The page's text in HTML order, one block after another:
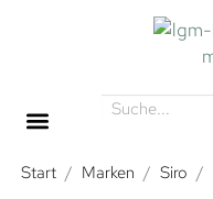
Start / Marken / Siro /